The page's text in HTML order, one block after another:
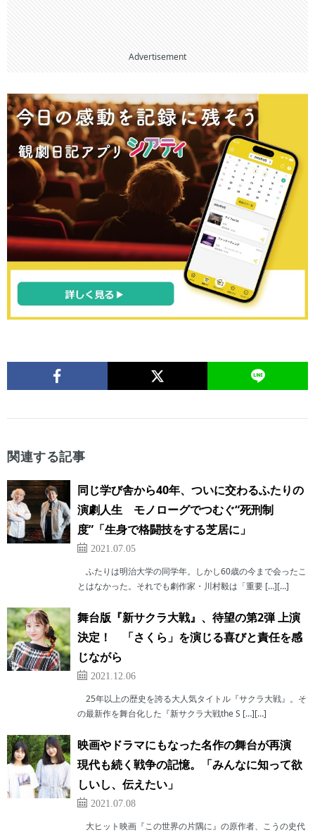
Advertisement
関連する記事
同じ学び舎から40年、ついに交わるふたりの
演劇人生 モノローグでつむぐ“死刑制
度”「生身で格闘技をする芝居に」
2021.07.05
ふたりは明治大学の同学年。しかし60歳の今まで会ったこ
とはなかった。それでも劇作家・川村毅は「重要 […][…]
舞台版『新サクラ大戦』、待望の第2弾 上演
決定！ 「さくら」を演じる喜びと責任を感
じながら
2021.12.06
25年以上の歴史を誇る大人気タイトル『サクラ大戦』。そ
の最新作を舞台化した『新サクラ大戦the S […][…]
映画やドラマにもなった名作の舞台が再演
現代も続く戦争の記憶。「みんなに知って欲
しいし、伝えたい」
2021.07.08
大ヒット映画『この世界の片隅に』の原作者、こうの史代